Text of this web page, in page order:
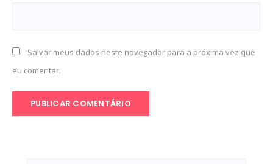
Salvar meus dados neste navegador para a próxima vez que
eu comentar.